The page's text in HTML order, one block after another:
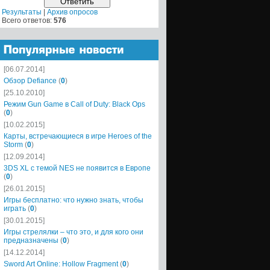
Результаты
Архив опросов
Всего ответов: 576
[06.07.2014]
Обзор Defiance (0)
[25.10.2010]
Режим Gun Game в Call of Duty: Black Ops
(0)
[10.02.2015]
Карты, встречающиеся в игре Heroes of the
Storm (0)
[12.09.2014]
3DS XL с темой NES не появится в Европе
(0)
[26.01.2015]
Игры бесплатно: что нужно знать, чтобы
играть (0)
[30.01.2015]
Игры стрелялки – что это, и для кого они
предназначены (0)
[14.12.2014]
Sword Art Online: Hollow Fragment (0)